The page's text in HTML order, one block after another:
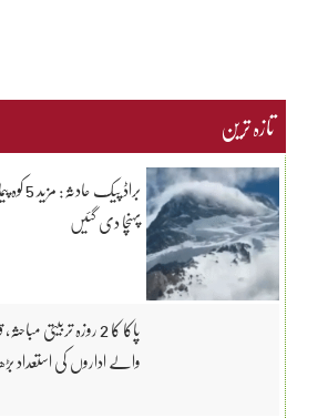
تازہ ترین
براڈ
پہنچا دی گئیں
پاکا کا 2 روزہ تربیتی
والے اداروں کی استعداد